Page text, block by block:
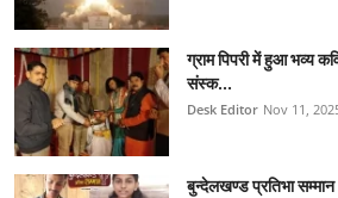
ग्राम पिपरी में हुआ भव्य
संस्क...
Desk Editor Nov 11,
बुन्देलखण्ड प्रतिभा